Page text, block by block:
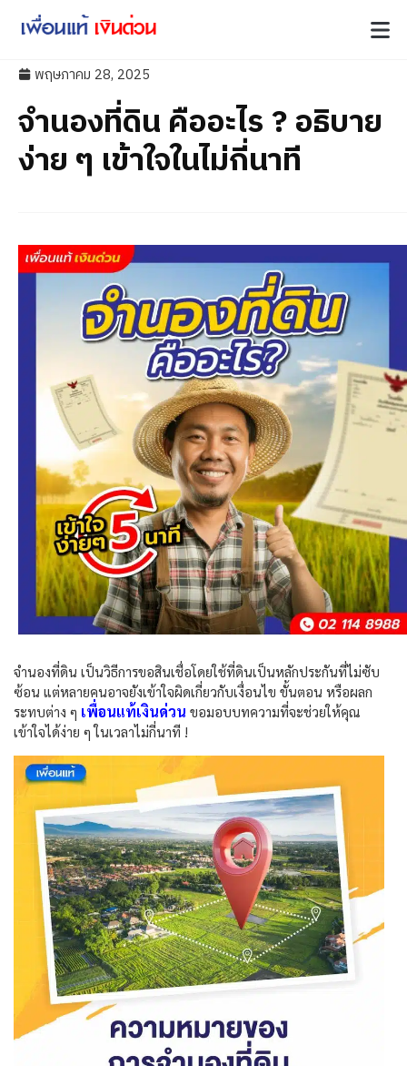
พฤษภาคม 28, 2025
จำนองที่ดิน คืออะไร ? อธิบาย
ง่าย ๆ เข้าใจในไม่กี่นาที
จำนองที่ดิน เป็นวิธีการขอสินเชื่อโดยใช้ที่ดินเป็นหลักประกันที่ไม่ซับ
ซ้อน แต่หลายคนอาจยังเข้าใจผิดเกี่ยวกับเงื่อนไข ขั้นตอน หรือผลก
ระทบต่าง ๆ เพื่อนแท้เงินด่วน ขอมอบบทความที่จะช่วยให้คุณ
เข้าใจได้ง่าย ๆ ในเวลาไม่กี่นาที !